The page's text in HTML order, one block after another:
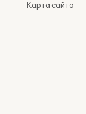
Карта сайта